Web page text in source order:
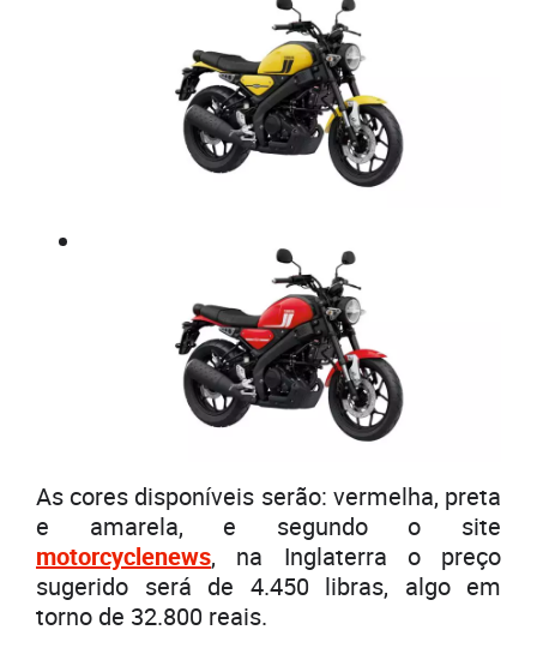
As cores disponíveis serão: vermelha, preta
e amarela, e segundo o site
motorcyclenews, na Inglaterra o preço
sugerido será de 4.450 libras, algo em
torno de 32.800 reais.